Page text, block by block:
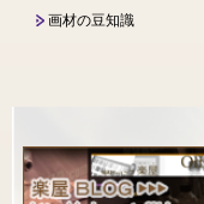
画材の豆知識